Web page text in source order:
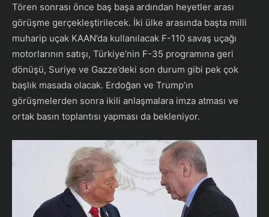
Tören sonrası önce baş başa ardından heyetler arası
görüşme gerçekleştirilecek. İki ülke arasında başta milli
muharip uçak KAAN’da kullanılacak F-110 savaş uçağı
motorlarının satışı, Türkiye’nin F-35 programına geri
dönüşü, Suriye ve Gazze’deki son durum gibi pek çok
başlık masada olacak. Erdoğan ve Trump’ın
görüşmelerden sonra ikili anlaşmalara imza atması ve
ortak basın toplantısı yapması da bekleniyor.